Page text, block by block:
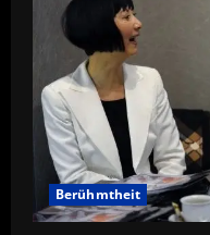
Berühmtheit